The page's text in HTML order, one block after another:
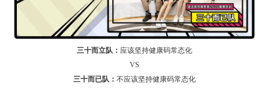
三十而立队： 应该坚持健康码常态化
VS
三十而已队： 不应该坚持健康码常态化